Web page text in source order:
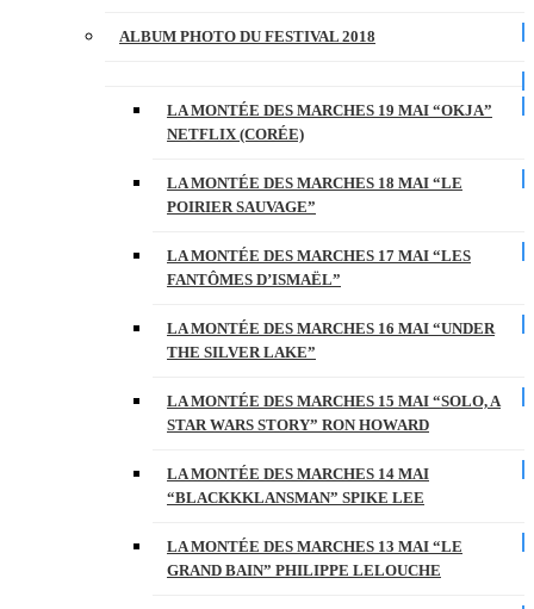
ALBUM PHOTO DU FESTIVAL 2018
LA MONTÉE DES MARCHES 19 MAI “OKJA”
NETFLIX (CORÉE)
LA MONTÉE DES MARCHES 18 MAI “LE
POIRIER SAUVAGE”
LA MONTÉE DES MARCHES 17 MAI “LES
FANTÔMES D’ISMAËL”
LA MONTÉE DES MARCHES 16 MAI “UNDER
THE SILVER LAKE”
LA MONTÉE DES MARCHES 15 MAI “SOLO, A
STAR WARS STORY” RON HOWARD
LA MONTÉE DES MARCHES 14 MAI
“BLACKKKLANSMAN” SPIKE LEE
LA MONTÉE DES MARCHES 13 MAI “LE
GRAND BAIN” PHILIPPE LELOUCHE